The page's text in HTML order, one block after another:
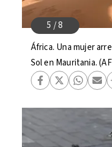
África. Una mujer
Sol en Mauritania.